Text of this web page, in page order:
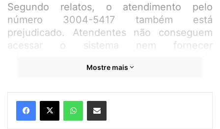
Segundo relatos, o atendimento pelo
número 3004-5417 também está
prejudicado. Atendentes não conseguem
acessar o sistema nem fornecer
falha nos prazos de pagamento. “O tempo
mesmo assim, não conseguimos resolver.
Estou com fatura vencendo hoje e não sei
se vão cobrar juros”, disse um cliente que
Mostre mais